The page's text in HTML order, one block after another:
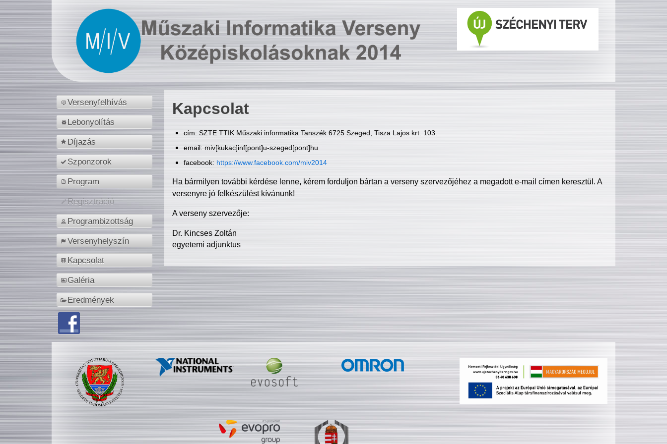
Versenyfelhívás
Lebonyolítás
Díjazás
Szponzorok
Program
Regisztráció
Programbizottság
Versenyhelyszín
Kapcsolat
Galéria
Eredmények
Kapcsolat
cím: SZTE TTIK Műszaki informatika Tanszék 6725 Szeged, Tisza Lajos krt. 103.
email: miv[kukac]inf[pont]u-szeged[pont]hu
facebook: https://www.facebook.com/miv2014
Ha bármilyen további kérdése lenne, kérem forduljon bártan a verseny szervezőjéhez a megadott e-mail címen keresztül. A
versenyre jó felkészülést kívánunk!
A verseny szervezője:
Dr. Kincses Zoltán
egyetemi adjunktus